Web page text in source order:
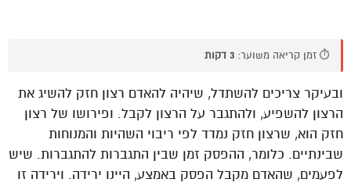
⏱️ זמן קריאה משוער: 3 דקות
ובעיקר צריכים להשתדל, שיהיה להאדם רצון חזק להשיג את
הרצון להשפיע, ולהתגבר על הרצון לקבל. ופירושו של רצון
חזק הוא, שרצון חזק נמדד לפי ריבוי השהיות והמנוחות
שבינתיים. כלומר, ההפסק זמן שבין התגברות להתגברות. שיש
לפעמים, שהאדם מקבל הפסק באמצע, היינו ירידה. וירידה זו